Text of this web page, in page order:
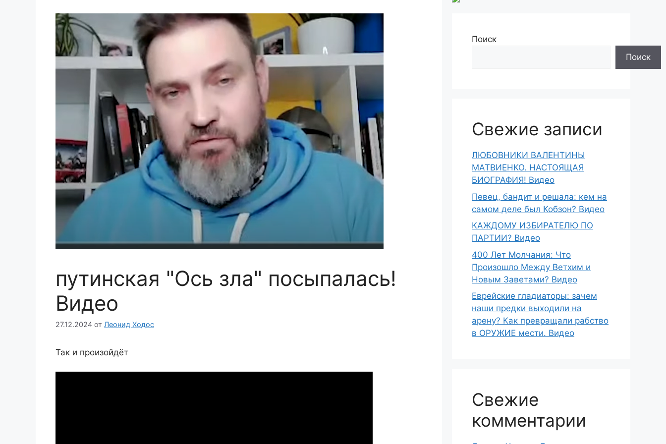
путинская "Ось зла" посыпалась!
Видео
27.12.2024 от Леонид Ходос
Так и произойдёт
Поиск
Поиск
Свежие записи
ЛЮБОВНИКИ ВАЛЕНТИНЫ
МАТВИЕНКО. НАСТОЯЩАЯ
БИОГРАФИЯ! Видео
Певец, бандит и решала: кем на
самом деле был Кобзон? Видео
КАЖДОМУ ИЗБИРАТЕЛЮ ПО
ПАРТИИ? Видео
400 Лет Молчания: Что
Произошло Между Ветхим и
Новым Заветами? Видео
Еврейские гладиаторы: зачем
наши предки выходили на
арену? Как превращали рабство
в ОРУЖИЕ мести. Видео
Свежие
комментарии